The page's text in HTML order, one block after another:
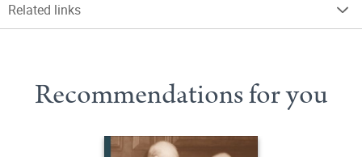
Related links
Recommendations for you